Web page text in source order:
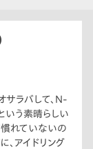
サラバして、N-
いう素晴らしい
慣れていないの
、アイドリング